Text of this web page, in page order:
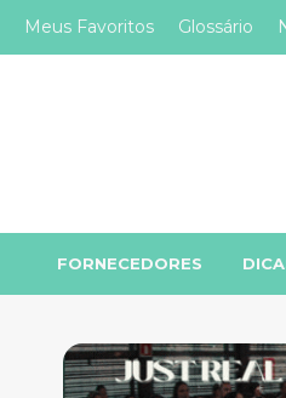
Meus Favoritos Glossário
FORNECEDORES